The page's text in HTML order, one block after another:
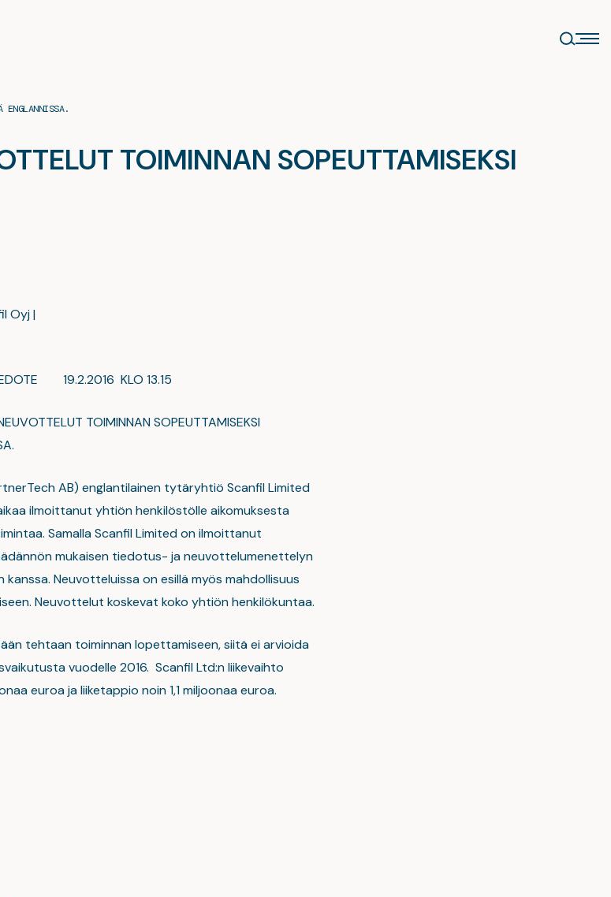
ENGLANNISSA.
TOIMINNAN SOPEUTTAMISEKSI
Oyj |
19.2.2016 KLO 13.15
TOIMINNAN SOPEUTTAMISEKSI
AB) englantilainen tytäryhtiö Scanfil Limited
ilmoittanut yhtiön henkilöstölle aikomuksesta
Samalla Scanfil Limited on ilmoittanut
mukaisen tiedotus- ja neuvottelumenettelyn
Neuvotteluissa on esillä myös mahdollisuus
Neuvottelut koskevat koko yhtiön henkilökuntaa.
tehtaan toiminnan lopettamiseen, siitä ei arvioida
vuodelle 2016. Scanfil Ltd:n liikevaihto
euroa ja liiketappio noin 1,1 miljoonaa euroa.